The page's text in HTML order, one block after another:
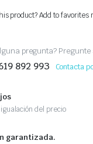
product? Add to favorites
pregunta?
892 993 Contacta
del precio
garantizada.